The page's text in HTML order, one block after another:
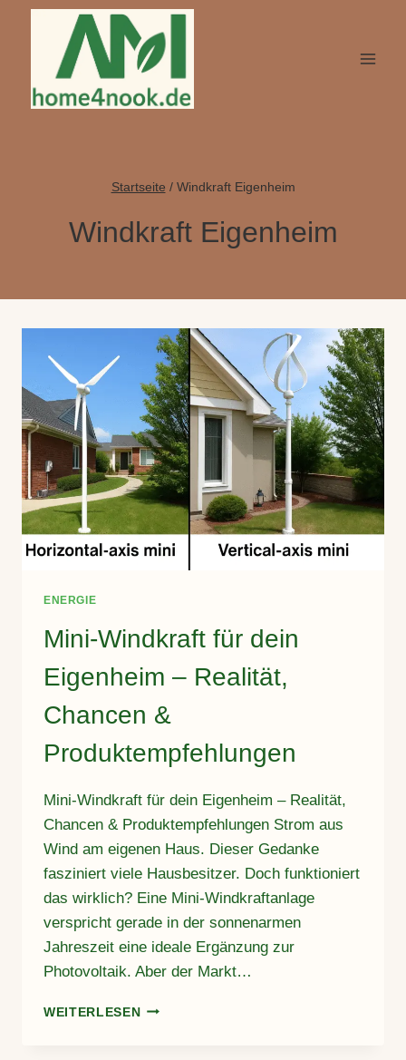
Startseite / Windkraft Eigenheim
Windkraft Eigenheim
ENERGIE
Mini-Windkraft für dein
Eigenheim – Realität,
Chancen &
Produktempfehlungen
Mini-Windkraft für dein Eigenheim – Realität,
Chancen & Produktempfehlungen Strom aus
Wind am eigenen Haus. Dieser Gedanke
fasziniert viele Hausbesitzer. Doch funktioniert
das wirklich? Eine Mini-Windkraftanlage
verspricht gerade in der sonnenarmen
Jahreszeit eine ideale Ergänzung zur
Photovoltaik. Aber der Markt…
WEITERLESENMINI-